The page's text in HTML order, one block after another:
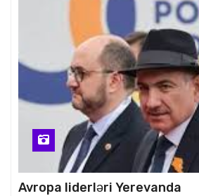
Avropa liderləri Yerevanda